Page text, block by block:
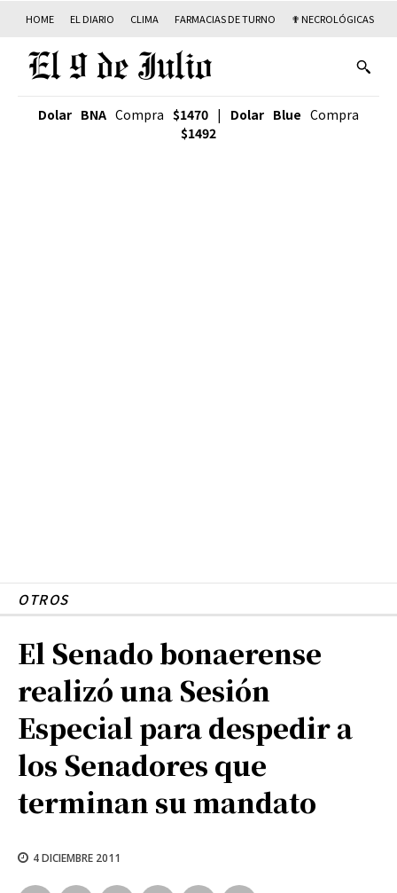
HOME EL DIARIO CLIMA FARMACIAS DE TURNO ✟ NECROLÓGICAS
Dolar BNA Compra $1470 | Dolar Blue Compra
$1492
OTROS
El Senado bonaerense
realizó una Sesión
Especial para despedir a
los Senadores que
terminan su mandato
4 DICIEMBRE 2011